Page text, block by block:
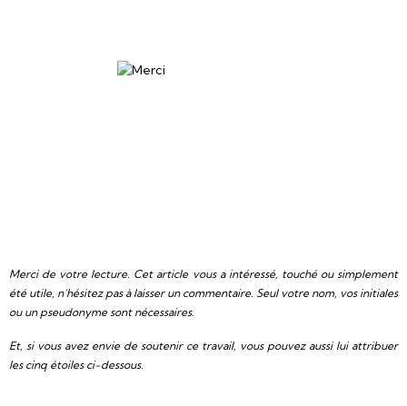
Merci de votre lecture. Cet article vous a intéressé, touché ou simplement
été utile, n’hésitez pas à laisser un commentaire. Seul votre nom, vos initiales
ou un pseudonyme sont nécessaires.
Et, si vous avez envie de soutenir ce travail, vous pouvez aussi lui attribuer
les cinq étoiles ci-dessous.